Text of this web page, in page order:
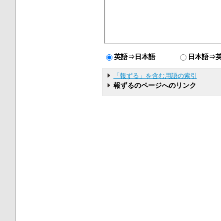
英語⇒日本語 日本語⇒
「報ずる」を含む用語の索引
報ずるのページへのリンク